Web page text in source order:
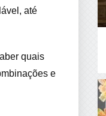
até
quais
e